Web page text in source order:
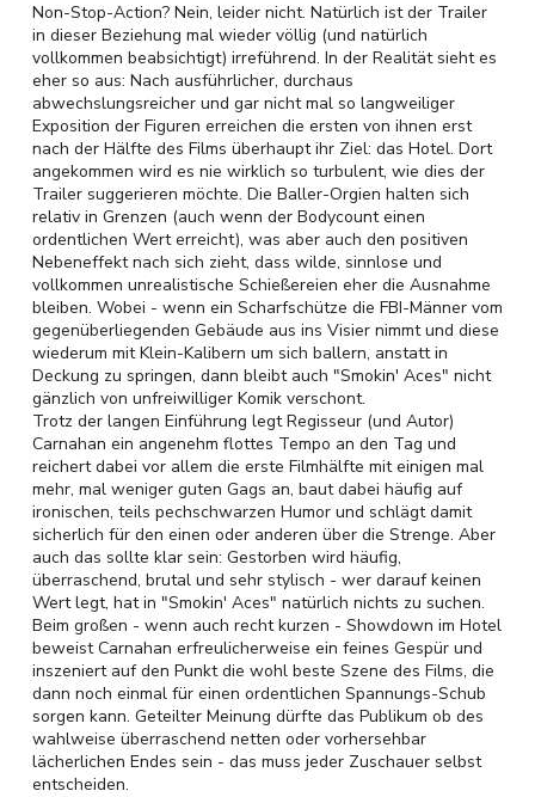
Non-Stop-Action? Nein, leider nicht. Natürlich ist der Trailer
in dieser Beziehung mal wieder völlig (und natürlich
vollkommen beabsichtigt) irreführend. In der Realität sieht es
eher so aus: Nach ausführlicher, durchaus
abwechslungsreicher und gar nicht mal so langweiliger
Exposition der Figuren erreichen die ersten von ihnen erst
nach der Hälfte des Films überhaupt ihr Ziel: das Hotel. Dort
angekommen wird es nie wirklich so turbulent, wie dies der
Trailer suggerieren möchte. Die Baller-Orgien halten sich
relativ in Grenzen (auch wenn der Bodycount einen
ordentlichen Wert erreicht), was aber auch den positiven
Nebeneffekt nach sich zieht, dass wilde, sinnlose und
vollkommen unrealistische Schießereien eher die Ausnahme
bleiben. Wobei - wenn ein Scharfschütze die FBI-Männer vom
gegenüberliegenden Gebäude aus ins Visier nimmt und diese
wiederum mit Klein-Kalibern um sich ballern, anstatt in
Deckung zu springen, dann bleibt auch "Smokin' Aces" nicht
gänzlich von unfreiwilliger Komik verschont.
Trotz der langen Einführung legt Regisseur (und Autor)
Carnahan ein angenehm flottes Tempo an den Tag und
reichert dabei vor allem die erste Filmhälfte mit einigen mal
mehr, mal weniger guten Gags an, baut dabei häufig auf
ironischen, teils pechschwarzen Humor und schlägt damit
sicherlich für den einen oder anderen über die Strenge. Aber
auch das sollte klar sein: Gestorben wird häufig,
überraschend, brutal und sehr stylisch - wer darauf keinen
Wert legt, hat in "Smokin' Aces" natürlich nichts zu suchen.
Beim großen - wenn auch recht kurzen - Showdown im Hotel
beweist Carnahan erfreulicherweise ein feines Gespür und
inszeniert auf den Punkt die wohl beste Szene des Films, die
dann noch einmal für einen ordentlichen Spannungs-Schub
sorgen kann. Geteilter Meinung dürfte das Publikum ob des
wahlweise überraschend netten oder vorhersehbar
lächerlichen Endes sein - das muss jeder Zuschauer selbst
entscheiden.